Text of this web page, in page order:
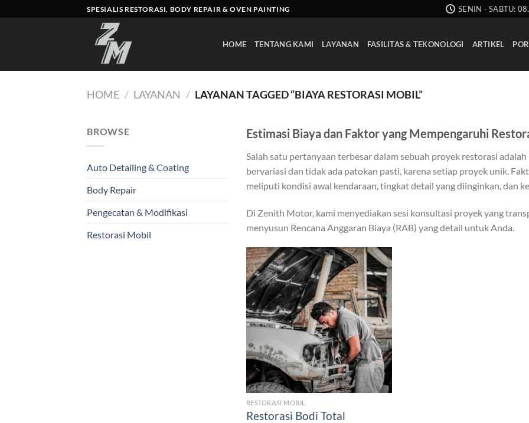
to
SPESIALIS RESTORASI, BODY REPAIR & OVEN PAINTING SENIN - SABTU:
HOME TENTANG KAMI LAYANAN FASILITAS & TEKONOLOGI ARTIKEL
HOME / LAYANAN / LAYANAN TAGGED “BIAYA RESTORASI MOBIL”
BROWSE
Auto Detailing & Coating
Body Repair
Pengecatan & Modifikasi
Restorasi Mobil
Estimasi Biaya dan Faktor yang Mempengaruhi
Salah satu pertanyaan terbesar dalam sebuah proyek restorasi
bervariasi dan tidak ada patokan pasti, karena setiap proyek unik.
meliputi kondisi awal kendaraan, tingkat detail yang diinginkan, dan
Di Zenith Motor, kami menyediakan sesi konsultasi proyek yang
menyusun Rencana Anggaran Biaya (RAB) yang detail untuk Anda.
RESTORASI MOBIL
Restorasi Bodi Total